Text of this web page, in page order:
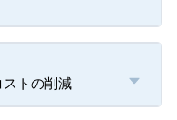
トの削減